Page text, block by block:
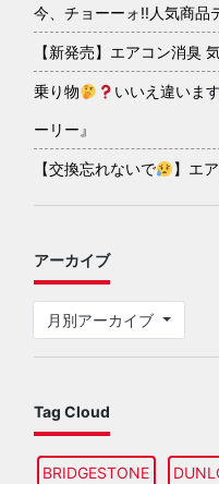
今、チョーーォ!!人気商品
【新発売】エアコン消臭
乗り物 いいえ違います
ーリー』
【交換忘れないで 】エ
アーカイブ
月別アーカイブ
Tag Cloud
BRIDGESTONE